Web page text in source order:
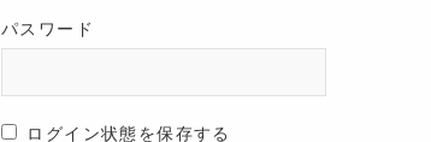
パスワード
ログイン状態を保存する